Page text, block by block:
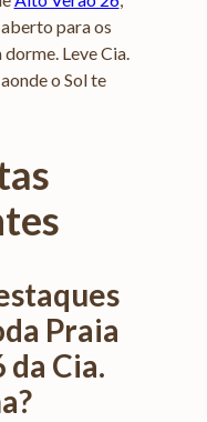
para os
Leve Cia.
o Sol te
Praia
Cia.